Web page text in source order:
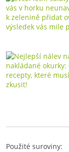
Použité suroviny: